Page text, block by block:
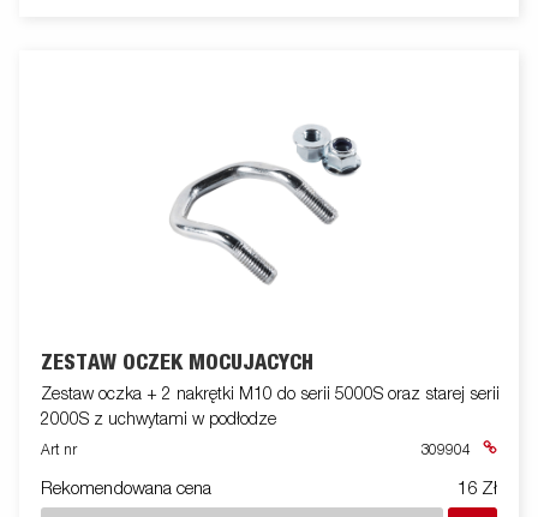
ZESTAW OCZEK MOCUJACYCH
Zestaw oczka + 2 nakrętki M10 do serii 5000S oraz starej serii
2000S z uchwytami w podłodze
Art nr 309904
Rekomendowana cena 16 Zł